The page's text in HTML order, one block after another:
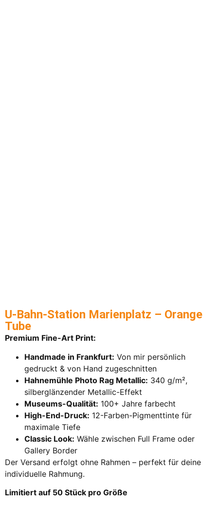
U-Bahn-Station Marienplatz – Orange
Tube
Premium Fine-Art Print:
Handmade in Frankfurt: Von mir persönlich
gedruckt & von Hand zugeschnitten
Hahnemühle Photo Rag Metallic: 340 g/m²,
silberglänzender Metallic-Effekt
Museums-Qualität: 100+ Jahre farbecht
High-End-Druck: 12-Farben-Pigmenttinte für
maximale Tiefe
Classic Look: Wähle zwischen Full Frame oder
Gallery Border
Der Versand erfolgt ohne Rahmen – perfekt für deine
individuelle Rahmung.
Limitiert auf 50 Stück pro Größe